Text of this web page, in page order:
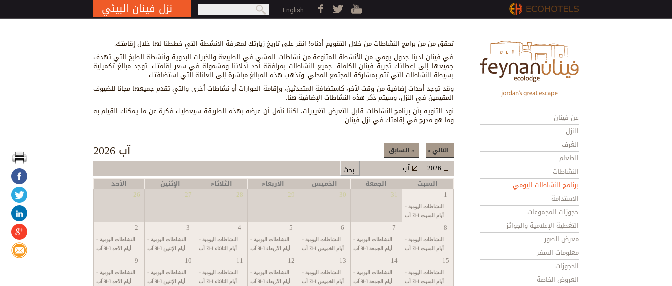
Jump to navigation نزل فينان البيئي
Search form
بحث English
تحقق من من برامج النشاطات من خلال التقويم أدناه! انقر على تاريخ زيارتك لمعرفة الأنشطة التي خططنا لها خلال إقامتك.
في فينان لدينا جدول يومي من الأنشطة المتنوعة من نشاطات المشي في الطبيعة والخبرات البدوية وأنشطة الطبخ التي تهدف
جميعها إلى إعطائك تجربة فينان الكاملة. جميع النشاطات بمرافقة أحد أدلائنا ومشمولة في سعر إقامتك. توجد مبالغ تكميلية
بسيطة للنشاطات التي تتم بمشاركة المجتمع المحلي. وتذهب هذه المبالغ مباشرة إلى العائلة التي استضافتك.
وقد توجد أحداث إضافية من وقت لآخر، كاستضافة المتحدثين، وإقامة الحوارات أو نشاطات أخرى والتي تقدم جميعها مجانا للضيوف
المقيمين في النزل، وسيتم ذكر هذه النشاطات الإضافية هنا.
نود التنويه بأن برنامج النشاطات قابل للتعرض لتغييرات، لكننا نأمل أن عرضه بهذه الطريقة سيعطيك فكرة عن ما يمكنك القيام به
وما هو مدرج في إقامتك في نزل فينان.
2026 آب
آب 2026 « السابق التالي »
الأحد الإثنين الثلاثاء الأربعاء الخميس الجمعة
السبت
26
27 28 29 30 31 1
النشاطات اليومية -
أيام السبت 1-31 آب
2 3 4 5 6 7 8
النشاطات اليومية -
أيام الأحد 1-31 آب
النشاطات اليومية -
أيام الإثنين 1-31 آب
النشاطات اليومية -
أيام الثلاثاء 1-31 آب
النشاطات اليومية -
أيام الأربعاء 1-31 آب
النشاطات اليومية -
أيام الخميس 1-31 آب
النشاطات اليومية -
أيام الجمعة 1-31 آب
النشاطات اليومية -
أيام السبت 1-31 آب
9 10 11 12 13 14 15
النشاطات اليومية -
أيام الأحد 1-31 آب
النشاطات اليومية -
أيام الإثنين 1-31 آب
النشاطات اليومية -
أيام الثلاثاء 1-31 آب
النشاطات اليومية -
أيام الأربعاء 1-31 آب
النشاطات اليومية -
أيام الخميس 1-31 آب
النشاطات اليومية -
أيام الجمعة 1-31 آب
النشاطات اليومية -
أيام السبت 1-31 آب
عن فينان
النزل
الغرف
الطعام
النشاطات
برنامج النشاطات اليومي
الاستدامة
حجوزات المجموعات
التغطية الإعلامية والجوائز
معرض الصور
معلومات السفر
الحجوزات
العروض الخاصة